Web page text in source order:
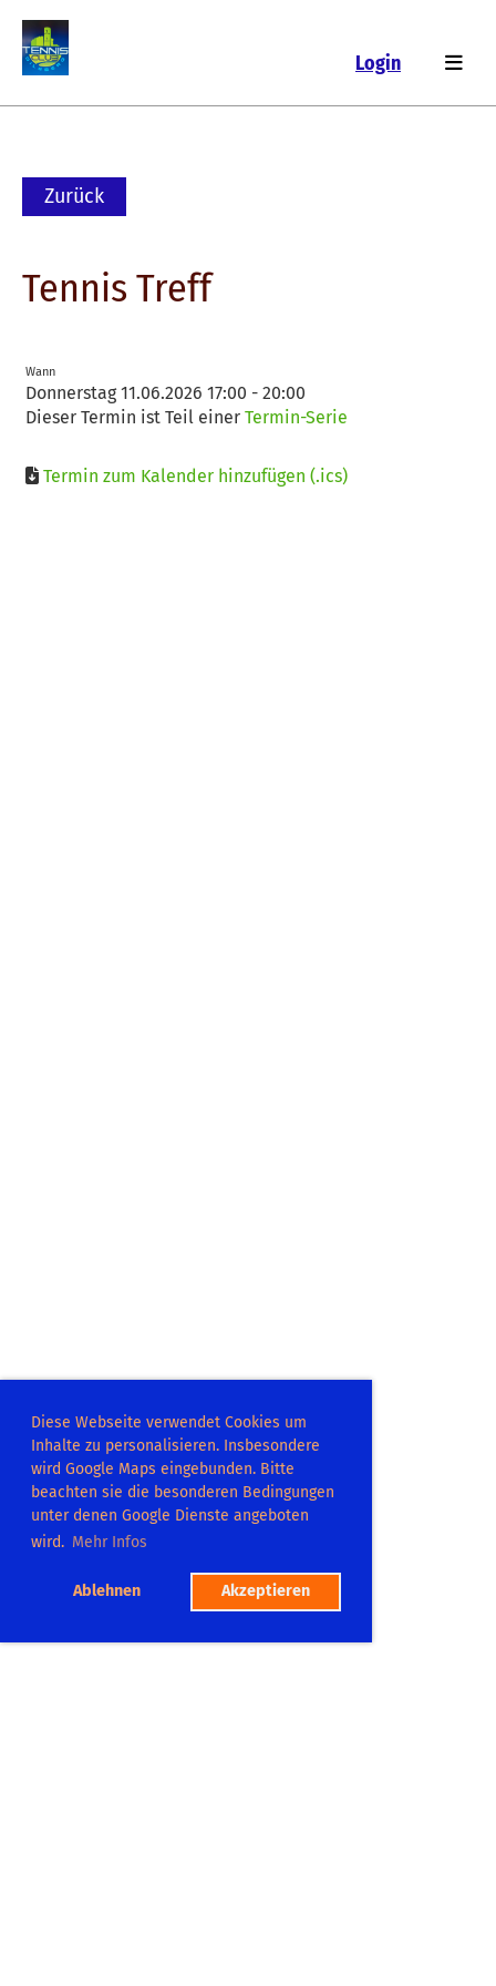
Diese Webseite verwendet Cookies um
Inhalte zu personalisieren. Insbesondere
wird Google Maps eingebunden. Bitte
beachten sie die besonderen Bedingungen
unter denen Google Dienste angeboten
wird. Mehr Infos
Ablehnen Akzeptieren
Login
Zurück
Tennis Treff
Wann
Donnerstag 11.06.2026 17:00 - 20:00
Dieser Termin ist Teil einer Termin-Serie
Termin zum Kalender hinzufügen (.ics)